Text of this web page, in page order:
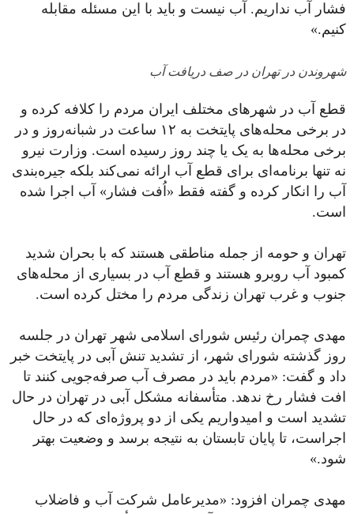
فشار آب نداریم. آب نیست و باید با این مسئله مقابله
کنیم.»
شهروندن در تهران در صف دریافت آب
قطع آب در شهرهای مختلف ایران مردم را کلافه کرده و
در برخی محله‌های پایتخت به ۱۲ ساعت در شبانه‌روز و در
برخی محله‌ها به یک یا چند روز رسیده است. وزارت نیرو
نه تنها برنامه‌ای برای قطع آب ارائه نمی‌کند بلکه جیره‌بندی
آب را انکار کرده و گفته فقط «اُفت فشار» آب اجرا شده
است.
تهران و حومه از جمله مناطقی هستند که با بحران شدید
کمبود آب روبرو هستند و قطع آب در بسیاری از محله‌های
جنوب و غرب تهران زندگی مردم را مختل کرده است.
مهدی چمران رئیس شورای اسلامی شهر تهران در جلسه
روز گذشته شورای شهر، از تشدید تنش آبی در پایتخت خبر
داد و گفت: «مردم باید در مصرف آب صرفه‌جویی کنند تا
افت فشار رخ ندهد. متأسفانه مشکل آبی در تهران در حال
تشدید است و امیدواریم یکی از دو پروژه‌ای که در حال
اجراست، تا پایان تابستان به نتیجه برسد و وضعیت بهتر
شود.»
مهدی چمران افزود: «مدیرعامل شرکت آب‌ و فاضلاب